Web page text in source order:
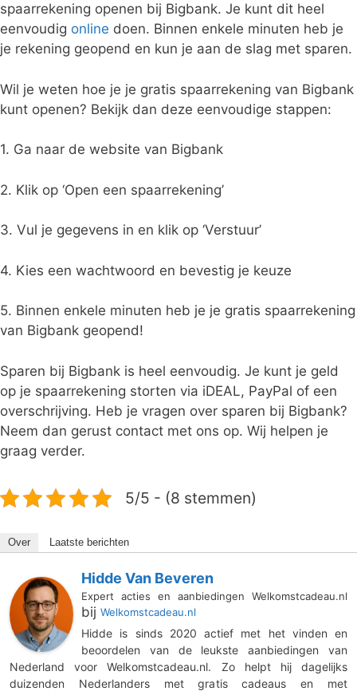
spaarrekening openen bij Bigbank. Je kunt dit heel
eenvoudig online doen. Binnen enkele minuten heb je
je rekening geopend en kun je aan de slag met sparen.
Wil je weten hoe je je gratis spaarrekening van Bigbank
kunt openen? Bekijk dan deze eenvoudige stappen:
1. Ga naar de website van Bigbank
2. Klik op ‘Open een spaarrekening’
3. Vul je gegevens in en klik op ‘Verstuur’
4. Kies een wachtwoord en bevestig je keuze
5. Binnen enkele minuten heb je je gratis spaarrekening
van Bigbank geopend!
Sparen bij Bigbank is heel eenvoudig. Je kunt je geld
op je spaarrekening storten via iDEAL, PayPal of een
overschrijving. Heb je vragen over sparen bij Bigbank?
Neem dan gerust contact met ons op. Wij helpen je
graag verder.
5/5 - (8 stemmen)
Over Laatste berichten
Hidde Van Beveren
Expert acties en aanbiedingen Welkomstcadeau.nl
bij Welkomstcadeau.nl
Hidde is sinds 2020 actief met het vinden en
beoordelen van de leukste aanbiedingen van
Nederland voor Welkomstcadeau.nl. Zo helpt hij dagelijks
duizenden Nederlanders met gratis cadeaus en met